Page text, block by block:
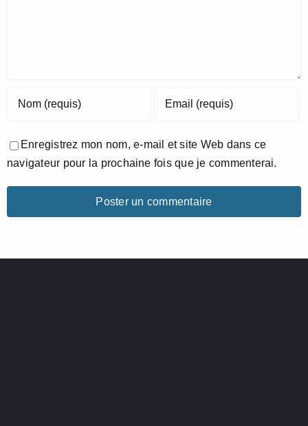
Enregistrez mon nom, e-mail et site Web dans ce
navigateur pour la prochaine fois que je commenterai.